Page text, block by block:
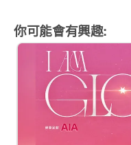
你可能會有興趣: